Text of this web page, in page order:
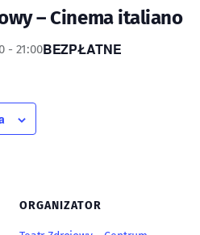
– Cinema italiano
- 21:00BEZPŁATNE
ORGANIZATOR